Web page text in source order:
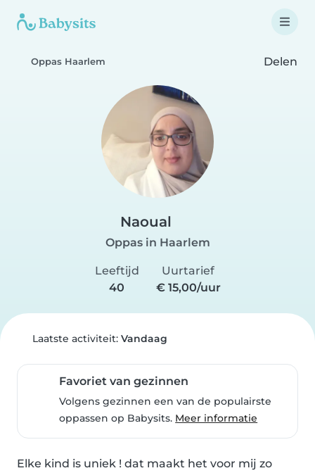
Oppas Haarlem Delen
Naoual
Oppas in Haarlem
Leeftijd
40
Uurtarief
€ 15,00/uur
Laatste activiteit: Vandaag
Favoriet van gezinnen
Volgens gezinnen een van de populairste
oppassen op Babysits. Meer informatie
Elke kind is uniek ! dat maakt het voor mij zo